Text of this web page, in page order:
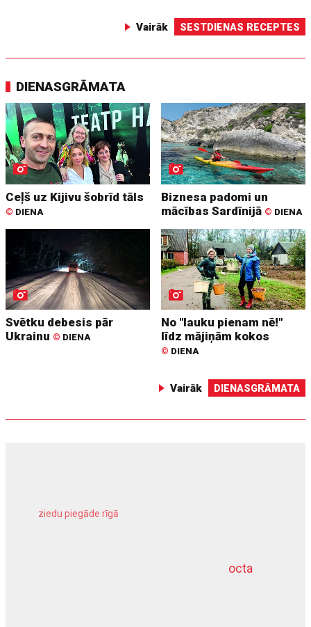
Vairāk SESTDIENAS RECEPTES
DIENASGRĀMATA
Ceļš uz Kijivu šobrīd tāls
© DIENA
Biznesa padomi un
mācības Sardīnijā © DIENA
Svētku debesis pār
Ukrainu © DIENA
No "lauku pienam nē!"
līdz mājiņām kokos
© DIENA
Vairāk DIENASGRĀMATA
octa
ziedu piegāde rīgā
dziļurbums